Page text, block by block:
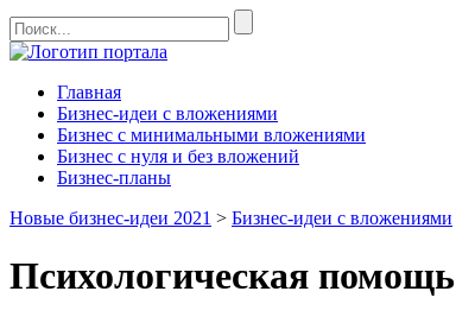
Главная
Бизнес-идеи с вложениями
Бизнес с минимальными вложениями
Бизнес с нуля и без вложений
Бизнес-планы
Новые бизнес-идеи 2021 > Бизнес-идеи с вложениями
Психологическая помощь